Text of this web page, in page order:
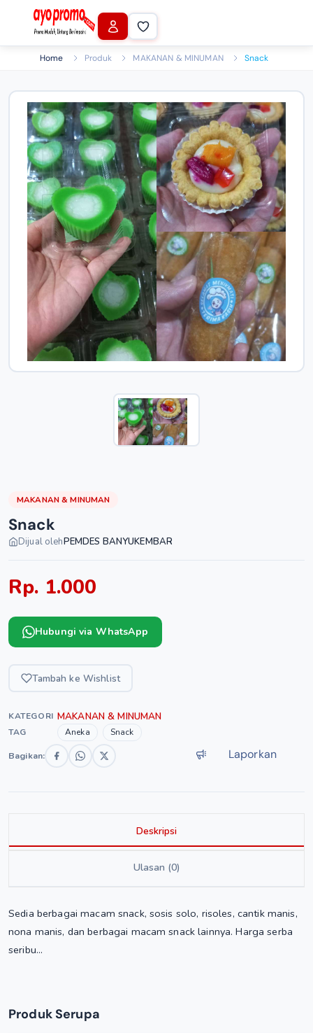
Home Produk MAKANAN & MINUMAN Snack
MAKANAN & MINUMAN
Snack
Dijual olehPEMDES BANYUKEMBAR
Rp. 1.000
Hubungi via WhatsApp
Tambah ke Wishlist
KATEGORI MAKANAN & MINUMAN
TAG Aneka Snack
Bagikan: Laporkan
Deskripsi
Ulasan (0)
Sedia berbagai macam snack, sosis solo, risoles, cantik manis,
nona manis, dan berbagai macam snack lainnya. Harga serba
seribu...
Produk Serupa